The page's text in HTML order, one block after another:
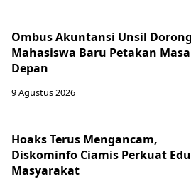
Ombus Akuntansi Unsil Dorong
Mahasiswa Baru Petakan Masa
Depan
9 Agustus 2026
Hoaks Terus Mengancam,
Diskominfo Ciamis Perkuat
Masyarakat